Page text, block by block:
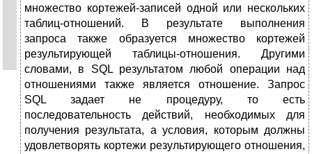
множество кортежей-записей одной или нескольких
таблиц-отношений. В результате выполнения
запроса также образуется множество кортежей
результирующей таблицы-отношения. Другими
словами, в SQL результатом любой операции над
отношениями также является отношение. Запрос
SQL задает не процедуру, то есть
последовательность действий, необходимых для
получения результата, а условия, которым должны
удовлетворять кортежи результирующего отношения,